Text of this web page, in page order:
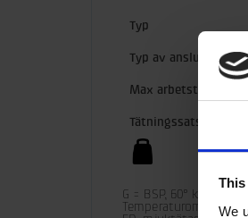
We
Typ
Typ av anslutning
Max arbetstryck
Tätningssats
G = BSP, 60° kona
Temperaturområde